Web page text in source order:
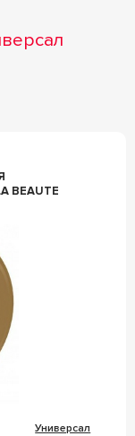
BEAUTE
Универсал